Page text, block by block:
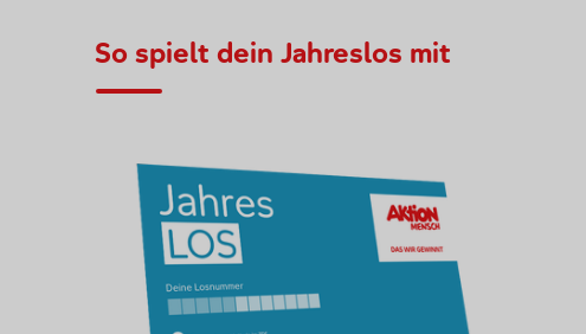
So spielt dein Jahreslos mit